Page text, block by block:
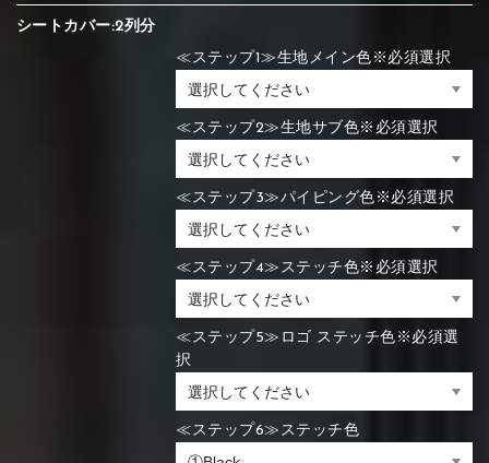
シートカバー:2列分
≪ステップ1≫生地メイン色※必須選択
≪ステップ2≫生地サブ色※必須選択
≪ステップ3≫パイピング色※必須選択
≪ステップ4≫ステッチ色※必須選択
≪ステップ5≫ロゴ ステッチ色※必須選
択
≪ステップ6≫ステッチ色